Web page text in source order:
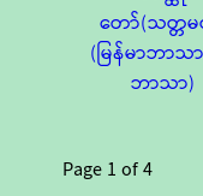
တော်(သတ္တ
(မြန်မာဘာသ
ဘာသာ)
Page1 of4